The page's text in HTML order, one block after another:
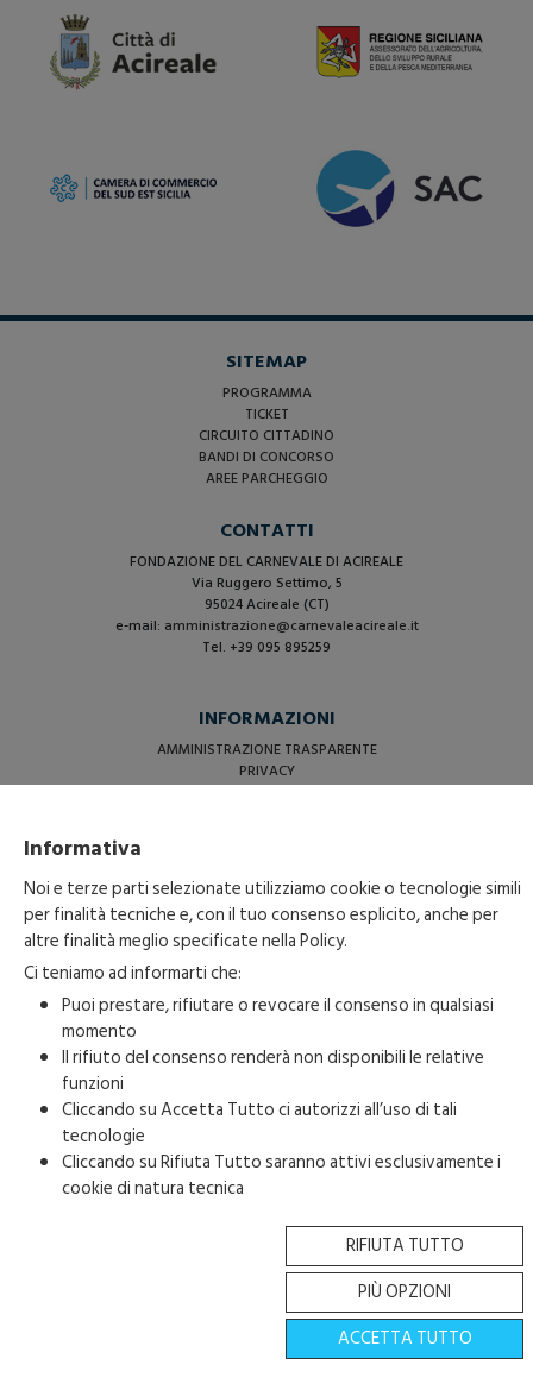
Informativa
Noi e terze parti selezionate utilizziamo cookie o tecnologie simili
per finalità tecniche e, con il tuo consenso esplicito, anche per
altre finalità meglio specificate nellaPolicy.
Ci teniamo ad informarti che:
Puoi prestare, rifiutare o revocare il consenso in qualsiasi
momento
Il rifiuto del consenso renderà non disponibili le relative
funzioni
Cliccando su Accetta Tutto ci autorizzi all’uso di tali
tecnologie
Cliccando su Rifiuta Tutto saranno attivi esclusivamente i
cookie di natura tecnica
RIFIUTA TUTTO
PIÙ OPZIONI
ACCETTA TUTTO
SITEMAP
PROGRAMMA
TICKET
CIRCUITO CITTADINO
BANDI DI CONCORSO
AREE PARCHEGGIO
CONTATTI
FONDAZIONE DEL CARNEVALE DI ACIREALE
Via Ruggero Settimo, 5
95024 Acireale (CT)
e-mail: amministrazione@carnevaleacireale.it
Tel. +39 095 895259
INFORMAZIONI
AMMINISTRAZIONE TRASPARENTE
PRIVACY
COOKIE BANNER
Copyright 2023-2026 © • Fondazione Carnevale di Acireale • All Right
Reserved • P.IVA. 04835980873